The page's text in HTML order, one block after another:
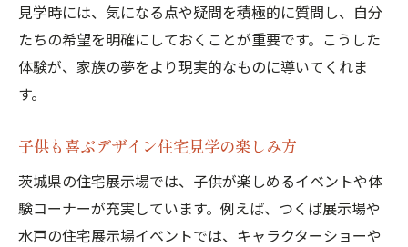
見学時には、気になる点や疑問を積極的に質問し、自分
たちの希望を明確にしておくことが重要です。こうした
体験が、家族の夢をより現実的なものに導いてくれま
す。
子供も喜ぶデザイン住宅見学の楽しみ方
茨城県の住宅展示場では、子供が楽しめるイベントや体
験コーナーが充実しています。例えば、つくば展示場や
水戸の住宅展示場イベントでは、キャラクターショーや